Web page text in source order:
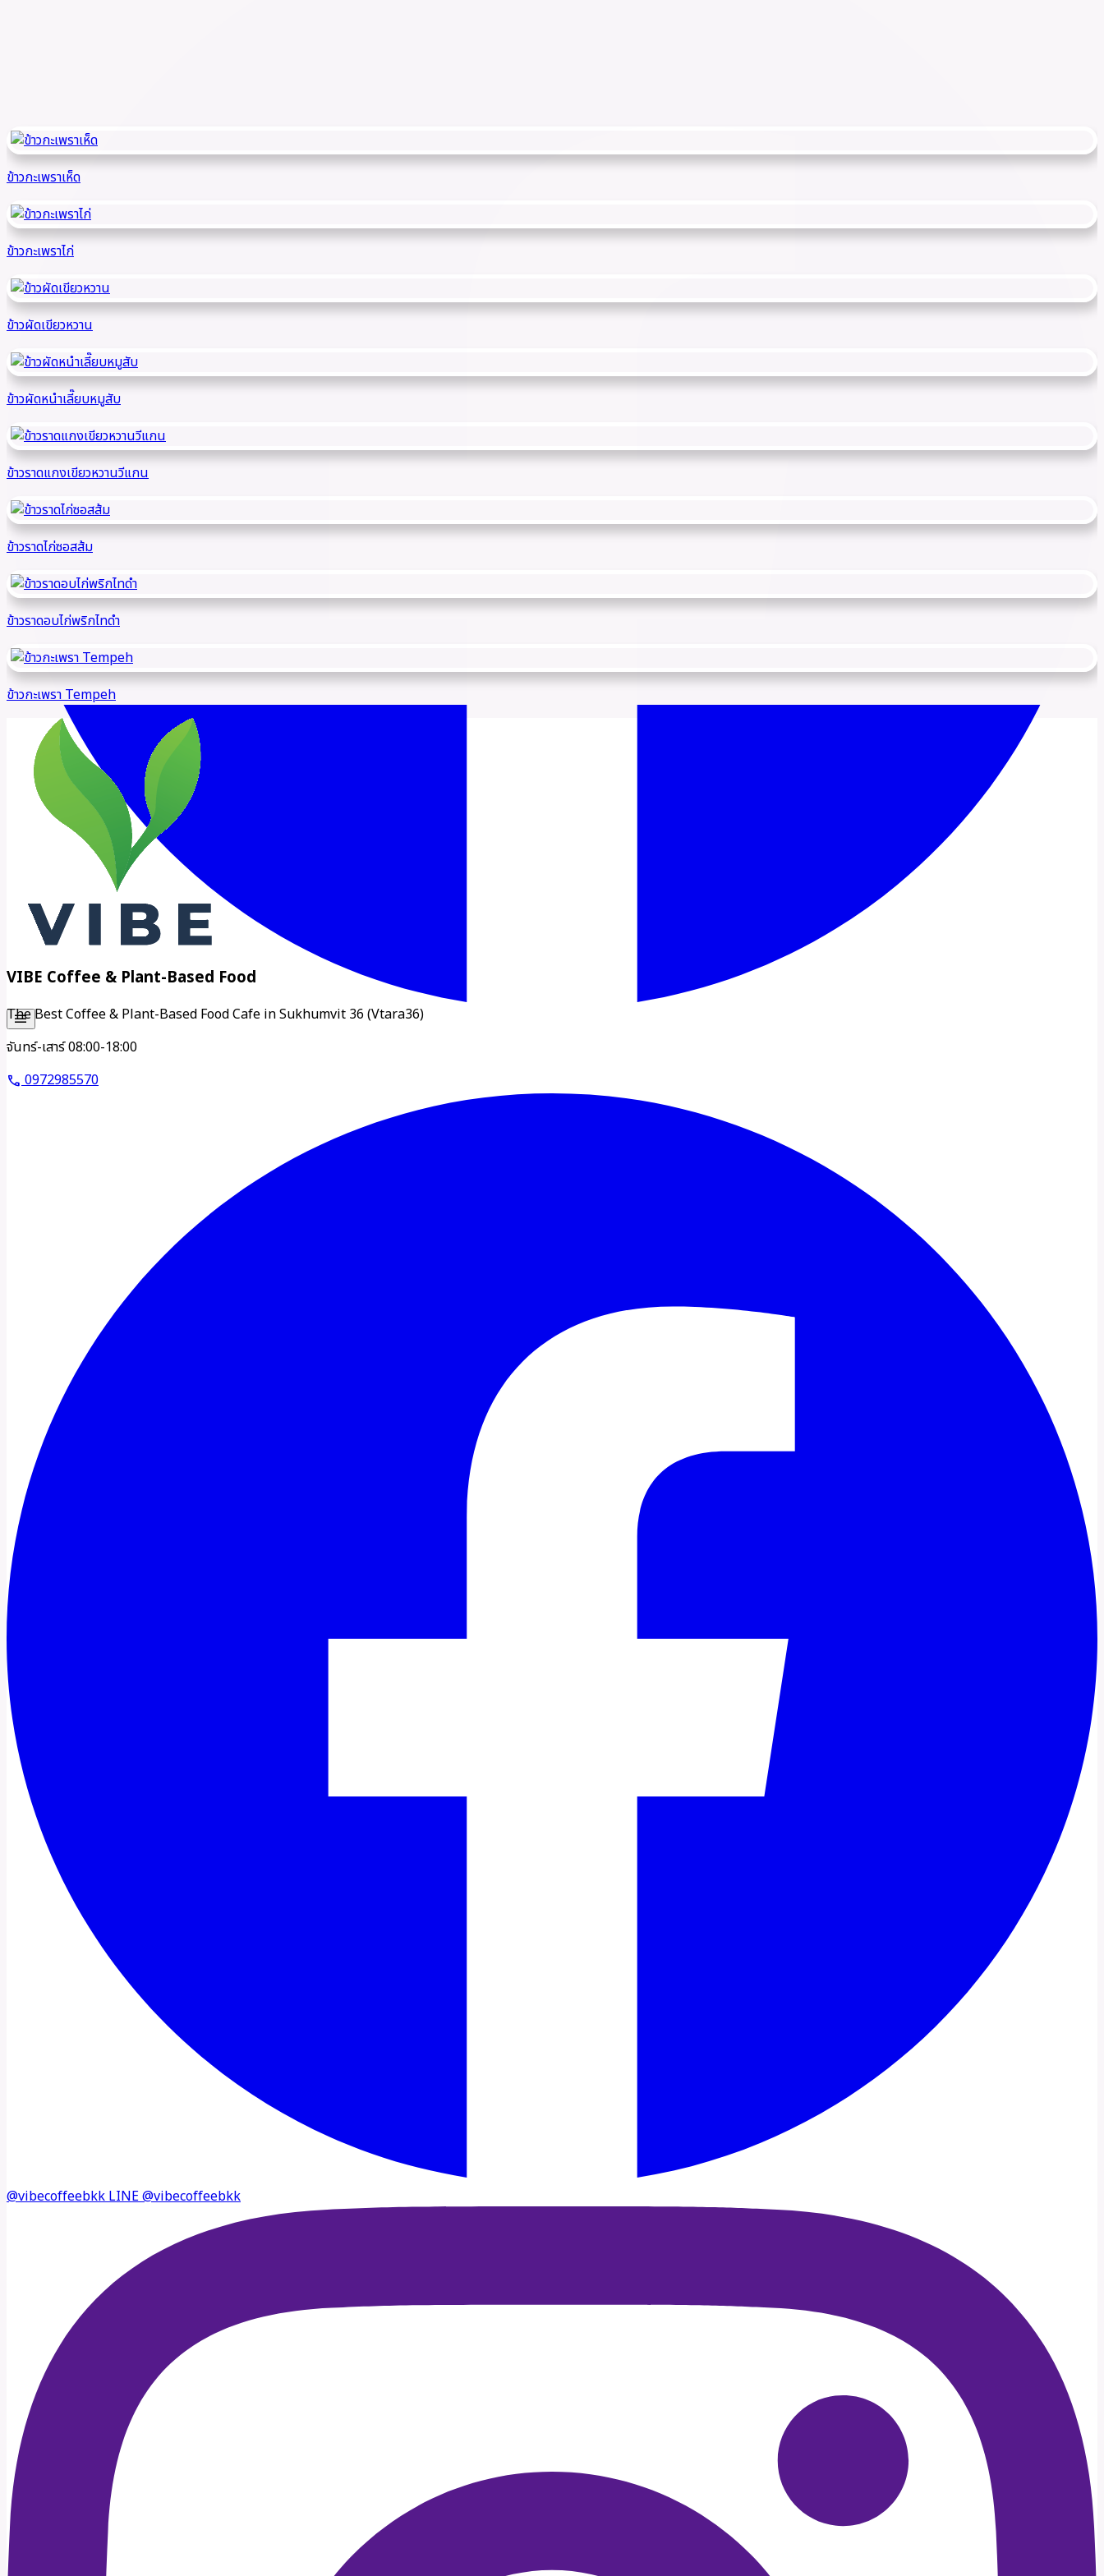
menu
VIBE Coffee & Plant-Based Food
The Best Coffee & Plant-Based Food Cafe in Sukhumvit 36 (Vtara36)
จันทร์-เสาร์ 08:00-18:00
call 0972985570
@vibecoffeebkkLINE@vibecoffeebkk